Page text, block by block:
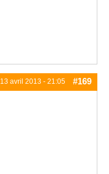
13 avril 2013 - 21:05 #169